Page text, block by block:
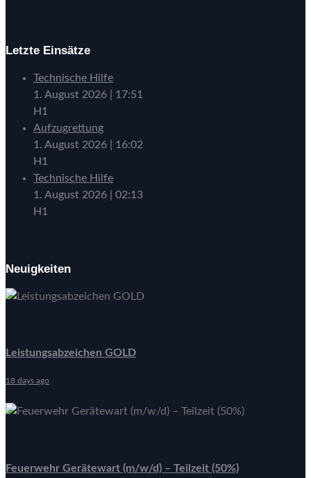
Letzte Einsätze
Technische Hilfe
1. August 2026
17:51
H1
Aufzugrettung
1. August 2026
16:02
H1
Technische Hilfe
1. August 2026
02:13
H1
Neuigkeiten
Leistungsabzeichen GOLD
18 days ago
Feuerwehr Gerätewart (m/w/d) – Teilzeit (50%)